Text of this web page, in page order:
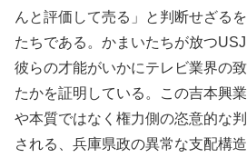
んと評価して売る」と判断せざる
たちである。かまいたちが放つ
彼らの才能がいかにテレビ業界の
たかを証明している。この吉本興
や本質ではなく権力側の恣意的な
される、兵庫県政の異常な支配構